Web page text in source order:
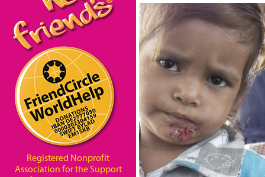
Registered Nonprofit
Association for the Support